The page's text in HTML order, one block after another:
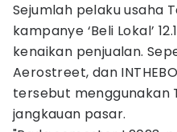
Sejumlah pelaku usaha
kampanye ‘Beli Lokal’
kenaikan penjualan.
Aerostreet, dan
tersebut menggunakan
jangkauan pasar.